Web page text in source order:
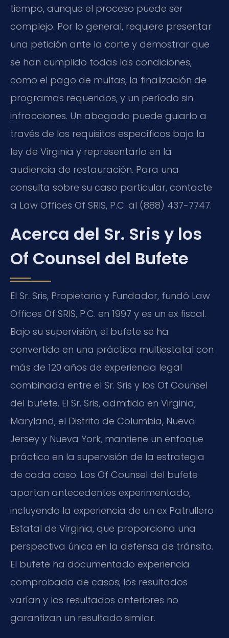
tiempo, aunque el proceso puede ser
complejo. Por lo general, requiere presentar
una petición ante la corte y demostrar que
se han cumplido todas las condiciones,
como el pago de multas, la finalización de
programas requeridos, y un período sin
infracciones. Un abogado puede guiarlo a
través de los requisitos específicos bajo la
ley de Virginia y representarlo en la
audiencia de restauración. Para una
consulta sobre su caso particular, contacte
a Law Offices Of SRIS, P.C. al (888) 437-7747.
Acerca del Sr. Sris y los
Of Counsel del Bufete
El Sr. Sris, Propietario y Fundador, fundó Law
Offices Of SRIS, P.C. en 1997 y es un ex fiscal.
Bajo su supervisión, el bufete se ha
convertido en una práctica multiestatal con
más de 120 años de experiencia legal
combinada entre el Sr. Sris y los Of Counsel
del bufete. El Sr. Sris, admitido en Virginia,
Maryland, el Distrito de Columbia, Nueva
Jersey y Nueva York, mantiene un enfoque
práctico en la supervisión de la estrategia
de cada caso. Los Of Counsel del bufete
aportan antecedentes experimentado,
incluyendo la experiencia de un ex Patrullero
Estatal de Virginia, que proporciona una
perspectiva única en la defensa de tránsito.
El bufete ha documentado experiencia
comprobada de casos; los resultados
varían y los resultados anteriores no
garantizan un resultado similar.